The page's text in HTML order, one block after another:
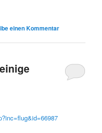
einen Kommentar